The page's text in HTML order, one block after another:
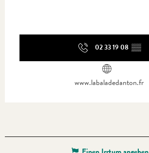
02 33 19 08 ▒▒
www.labaladedanton.fr